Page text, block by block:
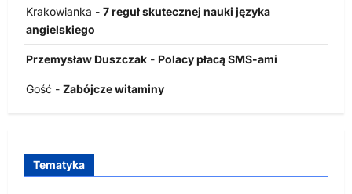
Krakowianka - 7 reguł skutecznej nauki języka
angielskiego
Przemysław Duszczak - Polacy płacą SMS-ami
Gość - Zabójcze witaminy
Tematyka